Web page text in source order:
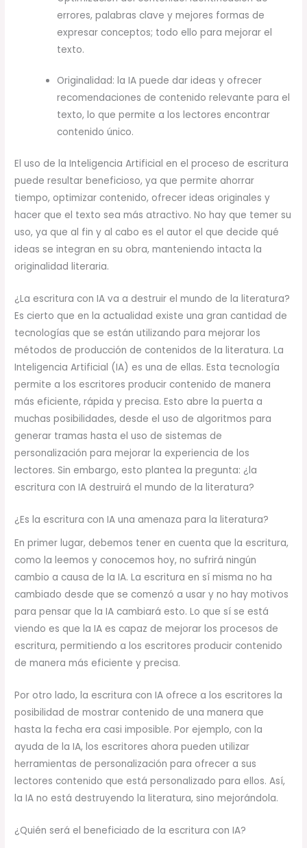
errores, palabras clave y mejores formas de
expresar conceptos; todo ello para mejorar el
texto.
Originalidad: la IA puede dar ideas y ofrecer
recomendaciones de contenido relevante para el
texto, lo que permite a los lectores encontrar
contenido único.
El uso de la Inteligencia Artificial en el proceso de escritura
puede resultar beneficioso, ya que permite ahorrar
tiempo, optimizar contenido, ofrecer ideas originales y
hacer que el texto sea más atractivo. No hay que temer su
uso, ya que al fin y al cabo es el autor el que decide qué
ideas se integran en su obra, manteniendo intacta la
originalidad literaria.
¿La escritura con IA va a destruir el mundo de la literatura?
Es cierto que en la actualidad existe una gran cantidad de
tecnologías que se están utilizando para mejorar los
métodos de producción de contenidos de la literatura. La
Inteligencia Artificial (IA) es una de ellas. Esta tecnología
permite a los escritores producir contenido de manera
más eficiente, rápida y precisa. Esto abre la puerta a
muchas posibilidades, desde el uso de algoritmos para
generar tramas hasta el uso de sistemas de
personalización para mejorar la experiencia de los
lectores. Sin embargo, esto plantea la pregunta: ¿la
escritura con IA destruirá el mundo de la literatura?
¿Es la escritura con IA una amenaza para la literatura?
En primer lugar, debemos tener en cuenta que la escritura,
como la leemos y conocemos hoy, no sufrirá ningún
cambio a causa de la IA. La escritura en sí misma no ha
cambiado desde que se comenzó a usar y no hay motivos
para pensar que la IA cambiará esto. Lo que sí se está
viendo es que la IA es capaz de mejorar los procesos de
escritura, permitiendo a los escritores producir contenido
de manera más eficiente y precisa.
Por otro lado, la escritura con IA ofrece a los escritores la
posibilidad de mostrar contenido de una manera que
hasta la fecha era casi imposible. Por ejemplo, con la
ayuda de la IA, los escritores ahora pueden utilizar
herramientas de personalización para ofrecer a sus
lectores contenido que está personalizado para ellos. Así,
la IA no está destruyendo la literatura, sino mejorándola.
¿Quién será el beneficiado de la escritura con IA?